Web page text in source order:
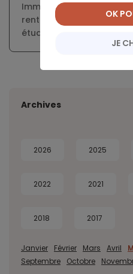
Immobilier : découvrez
rentables pour investir
étudiante
Archives
2026 2025
2022 2021
2018 2017
Janvier Février Mars Avril
Septembre
Octobre
JE
OK